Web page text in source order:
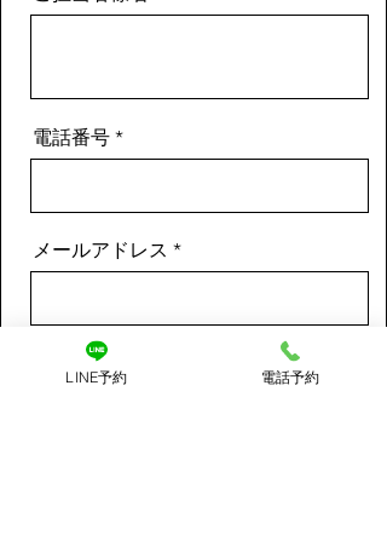
電話番号
メールアドレス
見出し h4
メッセージ
LINE予約 電話予約